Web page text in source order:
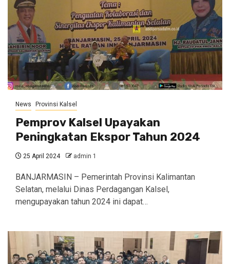
News Provinsi Kalsel
Pemprov Kalsel Upayakan
Peningkatan Ekspor Tahun 2024
25 April 2024 admin 1
BANJARMASIN – Pemerintah Provinsi Kalimantan
Selatan, melalui Dinas Perdagangan Kalsel,
mengupayakan tahun 2024 ini dapat…